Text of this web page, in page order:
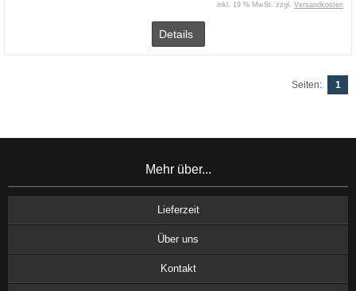
inkl. 19 % MwSt. zzgl. Versandkosten
Details
Seiten: 1
Mehr über...
Lieferzeit
Über uns
Kontakt